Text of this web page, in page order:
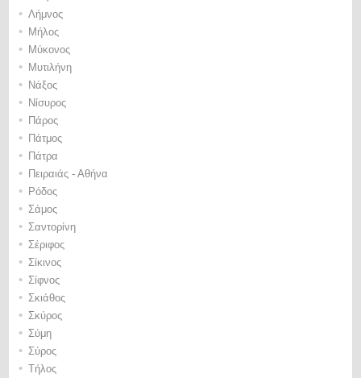
• Λήμνος
• Μήλος
• Μύκονος
• Μυτιλήνη
• Νάξος
• Νίσυρος
• Πάρος
• Πάτμος
• Πάτρα
• Πειραιάς - Αθήνα
• Ρόδος
• Σάμος
• Σαντορίνη
• Σέριφος
• Σίκινος
• Σίφνος
• Σκιάθος
• Σκύρος
• Σύμη
• Σύρος
• Τήλος